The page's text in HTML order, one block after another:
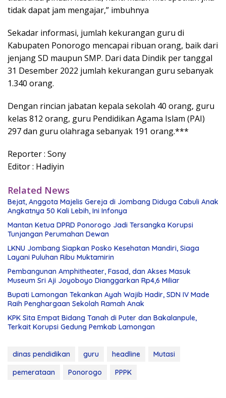
tidak dapat jam mengajar,” imbuhnya
Sekadar informasi, jumlah kekurangan guru di
Kabupaten Ponorogo mencapai ribuan orang, baik dari
jenjang SD maupun SMP. Dari data Dindik per tanggal
31 Desember 2022 jumlah kekurangan guru sebanyak
1.340 orang.
Dengan rincian jabatan kepala sekolah 40 orang, guru
kelas 812 orang, guru Pendidikan Agama Islam (PAI)
297 dan guru olahraga sebanyak 191 orang.***
Reporter : Sony
Editor : Hadiyin
Related News
Bejat, Anggota Majelis Gereja di Jombang Diduga Cabuli Anak
Angkatnya 50 Kali Lebih, Ini Infonya
Mantan Ketua DPRD Ponorogo Jadi Tersangka Korupsi
Tunjangan Perumahan Dewan
LKNU Jombang Siapkan Posko Kesehatan Mandiri, Siaga
Layani Puluhan Ribu Muktamirin
Pembangunan Amphitheater, Fasad, dan Akses Masuk
Museum Sri Aji Joyoboyo Dianggarkan Rp4,6 Miliar
Bupati Lamongan Tekankan Ayah Wajib Hadir, SDN IV Made
Raih Penghargaan Sekolah Ramah Anak
KPK Sita Empat Bidang Tanah di Puter dan Bakalanpule,
Terkait Korupsi Gedung Pemkab Lamongan
dinas pendidikan guru headline
Mutasi
pemerataan
Ponorogo PPPK